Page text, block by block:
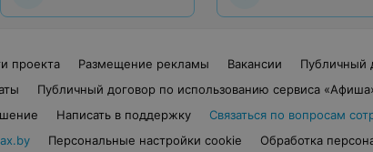
проекта Размещение рекламы Вакансии
Публичный
Публичный договор по использованию сервиса
Написать в поддержку
Связаться по вопросам
Персональные настройки cookie Обработка